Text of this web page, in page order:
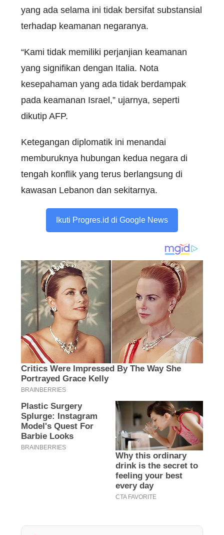
yang ada selama ini tidak bersifat substansial
terhadap keamanan negaranya.
“Kami tidak memiliki perjanjian keamanan
yang signifikan dengan Italia. Nota
kesepahaman yang ada tidak berdampak
pada keamanan Israel,” ujarnya, seperti
dikutip AFP.
Ketegangan diplomatik ini menandai
memburuknya hubungan kedua negara di
tengah konflik yang terus berlangsung di
kawasan Lebanon dan sekitarnya.
Ikuti Progres.id di Google News